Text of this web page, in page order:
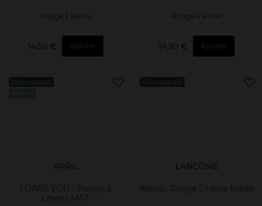
Rouge à lévres
14,50 € Ajouter
Rouge à lévres
14,50 € Ajouter
APRIL
I DARE YOU - Rouge à
Lèvres MAT
LANCÔME
Absolu Rouge Drama Matte